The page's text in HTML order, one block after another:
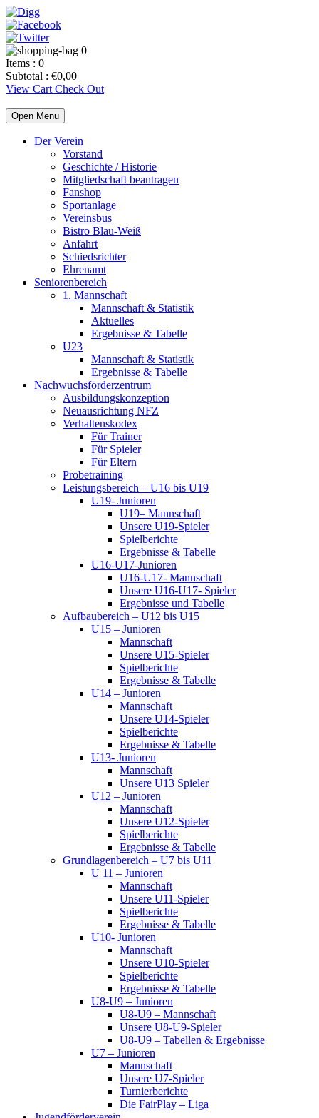
0
Items : 0
Subtotal : €0,00
View Cart Check Out
Open Menu
Der Verein
Vorstand
Geschichte / Historie
Mitgliedschaft beantragen
Fanshop
Sportanlage
Vereinsbus
Bistro Blau-Weiß
Anfahrt
Schiedsrichter
Ehrenamt
Seniorenbereich
1. Mannschaft
Mannschaft & Statistik
Aktuelles
Ergebnisse & Tabelle
U23
Mannschaft & Statistik
Ergebnisse & Tabelle
Nachwuchsförderzentrum
Ausbildungskonzeption
Neuausrichtung NFZ
Verhaltenskodex
Für Trainer
Für Spieler
Für Eltern
Probetraining
Leistungsbereich – U16 bis U19
U19- Junioren
U19– Mannschaft
Unsere U19-Spieler
Spielberichte
Ergebnisse & Tabelle
U16-U17-Junioren
U16-U17- Mannschaft
Unsere U16-U17- Spieler
Ergebnisse und Tabelle
Aufbaubereich – U12 bis U15
U15 – Junioren
Mannschaft
Unsere U15-Spieler
Spielberichte
Ergebnisse & Tabelle
U14 – Junioren
Mannschaft
Unsere U14-Spieler
Spielberichte
Ergebnisse & Tabelle
U13- Junioren
Mannschaft
Unsere U13 Spieler
U12 – Junioren
Mannschaft
Unsere U12-Spieler
Spielberichte
Ergebnisse & Tabelle
Grundlagenbereich – U7 bis U11
U 11 – Junioren
Mannschaft
Unsere U11-Spieler
Spielberichte
Ergebnisse & Tabelle
U10- Junioren
Mannschaft
Unsere U10-Spieler
Spielberichte
Ergebnisse & Tabelle
U8-U9 – Junioren
U8-U9 – Mannschaft
Unsere U8-U9-Spieler
U8-U9 – Tabellen & Ergebnisse
U7 – Junioren
Mannschaft
Unsere U7-Spieler
Turnierberichte
Die FairPlay – Liga